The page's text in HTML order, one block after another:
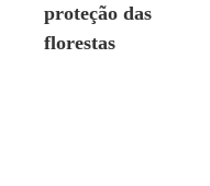
proteção das
florestas